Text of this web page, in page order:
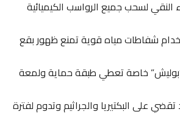
لسحب جميع الرواسب الكيميائية
شفاطات مياه قوية تمنع ظهور بقع
خاصة تعطي طبقة حماية ولمعة
على البكتيريا والجراثيم وتدوم لفترة